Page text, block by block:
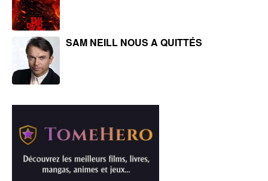
SAM NEILL NOUS A QUITTÉS